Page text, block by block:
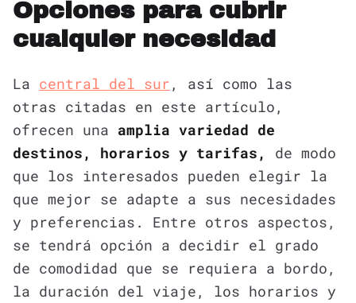
Opciones para cubrir
cualquier necesidad
La central del sur , así como las
otras citadas en este artículo,
ofrecen una amplia variedad de
destinos, horarios y tarifas,
de modo
que los interesados pueden elegir la
que mejor se adapte a sus necesidades
y preferencias. Entre otros aspectos,
se tendrá opción a decidir el grado
de comodidad que se requiera a bordo,
la duración del viaje, los horarios y